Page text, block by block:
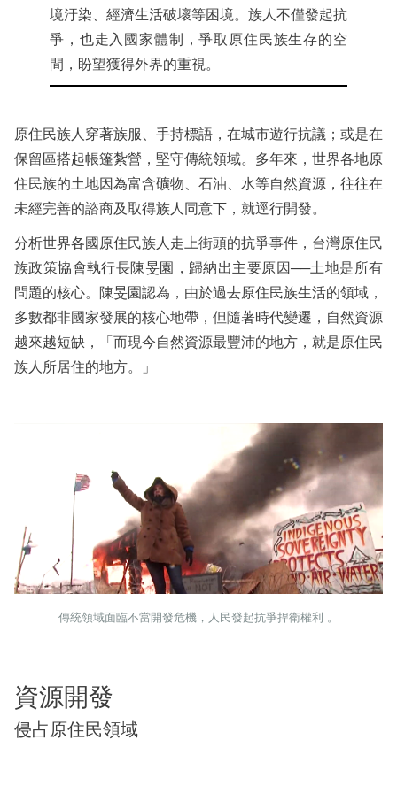
境汙染、經濟生活破壞等困境。族人不僅發起抗
爭，也走入國家體制，爭取原住民族生存的空
間，盼望獲得外界的重視。
原住民族人穿著族服、手持標語，在城市遊行抗議；或是在
保留區搭起帳篷紮營，堅守傳統領域。多年來，世界各地原
住民族的土地因為富含礦物、石油、水等自然資源，往往在
未經完善的諮商及取得族人同意下，就逕行開發。
分析世界各國原住民族人走上街頭的抗爭事件，台灣原住民
族政策協會執行長陳旻園，歸納出主要原因──土地是所有
問題的核心。陳旻園認為，由於過去原住民族生活的領域，
多數都非國家發展的核心地帶，但隨著時代變遷，自然資源
越來越短缺，「而現今自然資源最豐沛的地方，就是原住民
族人所居住的地方。」
傳統領域面臨不當開發危機，人民發起抗爭捍衛權利 。
資源開發
侵占原住民領域